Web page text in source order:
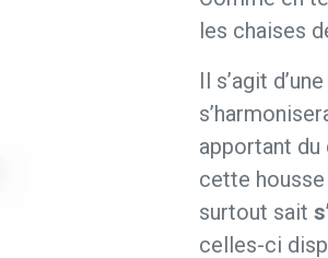
les chaises
Il s’agit
apportant du
cette
surtout sait
celles-ci